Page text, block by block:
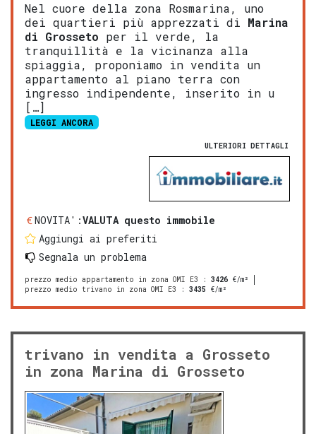
Nel cuore della zona Rosmarina, uno
dei quartieri più apprezzati di Marina
di Grosseto per il verde, la
tranquillità e la vicinanza alla
spiaggia, proponiamo in vendita un
appartamento al piano terra con
ingresso indipendente, inserito in u
[…]
LEGGI ANCORA
ULTERIORI DETTAGLI
NOVITA':VALUTA questo immobile
Aggiungi ai preferiti
Segnala un problema
prezzo medio appartamento in zona OMI E3 : 3426 €/m²
prezzo medio trivano in zona OMI E3 : 3435 €/m²
trivano in vendita a Grosseto
in zona Marina di Grosseto